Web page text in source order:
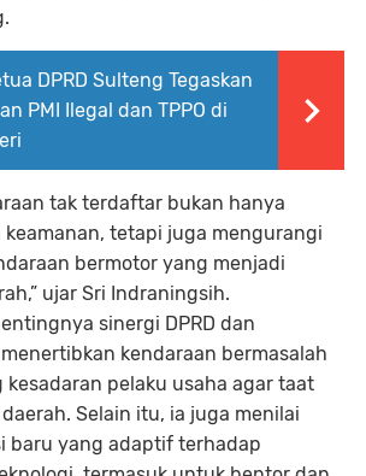
DPRD Sulteng Tegaskan
PMI Ilegal dan TPPO di
tak terdaftar bukan hanya
keamanan, tetapi juga mengurangi
bermotor yang menjadi
ujar Sri Indraningsih.
sinergi DPRD dan
kendaraan bermasalah
kesadaran pelaku usaha agar taat
Selain itu, ia juga menilai
baru yang adaptif terhadap